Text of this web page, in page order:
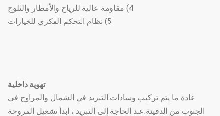
4) مقاومة عالية للرياح والأمطار والثلوج
5) نظام التحكم الفكري للخيارات
تهوية داخلية
عادة ما يتم تركيب وسادات التبريد في الشمال والمراوح في
الجنوب من الدفيئة.عند الحاجة إلى التبريد ، ابدأ تشغيل المروحة